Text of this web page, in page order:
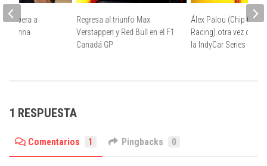
Regresa al triunfo Max
Verstappen y Red Bull en el F1
Canadá GP
Álex Palou (Chip
Racing) otra vez
la IndyCar Series
supera a
y Senna
1 RESPUESTA
Comentarios 1 Pingbacks 0